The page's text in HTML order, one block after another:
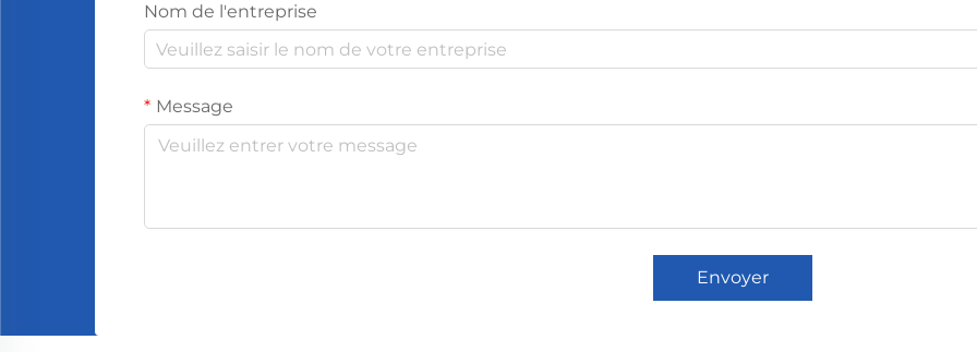
Nom de l'entreprise
Message
Envoyer